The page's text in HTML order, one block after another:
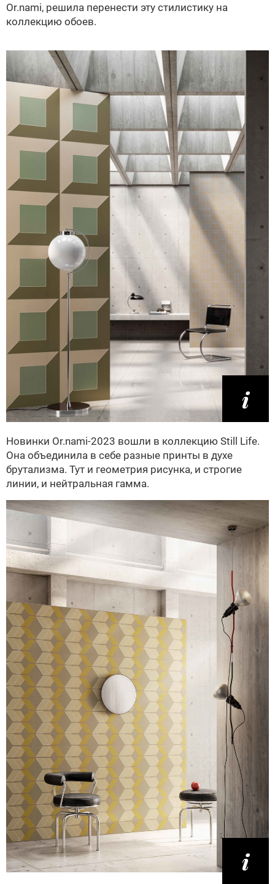
Or.nami, решила перенести эту стилистику на
коллекцию обоев.
Новинки Or.nami-2023 вошли в коллекцию Still Life.
Она объединила в себе разные принты в духе
брутализма. Тут и геометрия рисунка, и строгие
линии, и нейтральная гамма.